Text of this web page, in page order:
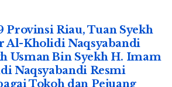
Provinsi Riau, Tuan Syekh
Al-Kholidi Naqsyabandi
Usman Bin Syekh H. Imam
Naqsyabandi Resmi
Tokoh dan Pejuang